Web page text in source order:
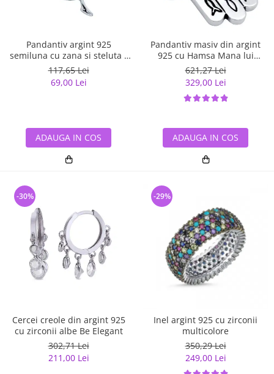
Pandantiv argint 925
semiluna cu zana si steluta -
Be Fantastic PSX0560
117,65 Lei
69,00 Lei
ADAUGA IN COS
Pandantiv masiv din argint
925 cu Hamsa Mana lui
Fatima
621,27 Lei
329,00 Lei
ADAUGA IN COS
Cercei creole din argint 925
cu zirconii albe Be Elegant
302,71 Lei
211,00 Lei
-30%
Inel argint 925 cu zirconii
multicolore
350,29 Lei
249,00 Lei
-29%